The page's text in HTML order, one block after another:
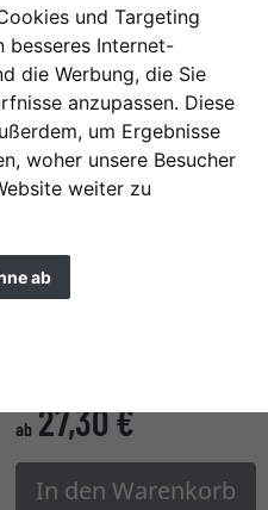
und Targeting
besseres Internet-
die Werbung, die Sie
anzupassen. Diese
um Ergebnisse
woher unsere Besucher
weiter zu
ab
Maßanfertigung
Schwedenleiste
Maßanfertigung
Glasart
» zur Maßanfertigung
ab 27,30 €*
In den Warenkorb